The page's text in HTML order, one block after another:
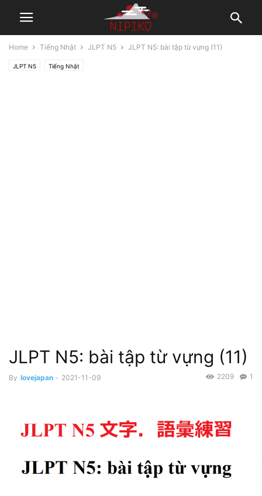
Home Tiếng Nhật JLPT N5 JLPT N5: bài tập từ vựng (11)
JLPT N5 Tiếng Nhật
JLPT N5: bài tập từ vựng (11)
By lovejapan - 2021-11-09 1
2209